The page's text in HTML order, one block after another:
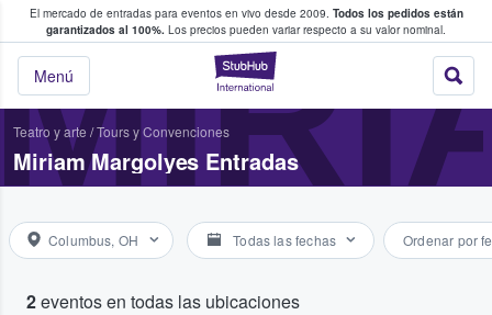
El mercado de entradas para eventos en vivo desde 2009. Todos los pedidos están
garantizados al 100%. Los precios pueden variar respecto a su valor nominal.
StubHub:
Menú
y venta de entradas entre fans
Teatro y arte /Tours y Convenciones
Miriam Margolyes Entradas
Columbus, OH Todas las fechas Ordenar por
2eventos en todas las ubicaciones